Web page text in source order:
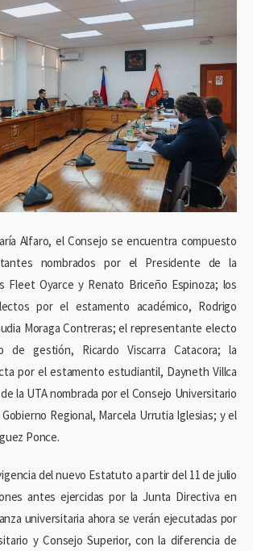
Alfaro, el Consejo se encuentra compuesto
nombrados por el Presidente de la
Fleet Oyarce y Renato Briceño Espinoza; los
por el estamento académico, Rodrigo
Moraga Contreras; el representante electo
de gestión, Ricardo Viscarra Catacora; la
por el estamento estudiantil, Dayneth Villca
la UTA nombrada por el Consejo Universitario
Regional, Marcela Urrutia Iglesias; y el
Ponce.
del nuevo Estatuto a partir del 11 de julio
antes ejercidas por la Junta Directiva en
universitaria ahora se verán ejecutadas por
y Consejo Superior, con la diferencia de